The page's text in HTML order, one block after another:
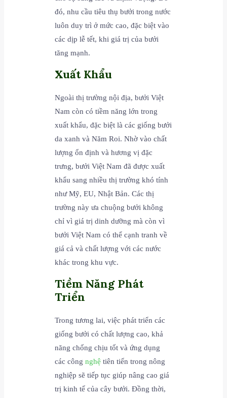
đó, nhu cầu tiêu thụ bưởi trong nước
luôn duy trì ở mức cao, đặc biệt vào
các dịp lễ tết, khi giá trị của bưởi
tăng mạnh.
Xuất Khẩu
Ngoài thị trường nội địa, bưởi Việt
Nam còn có tiềm năng lớn trong
xuất khẩu, đặc biệt là các giống bưởi
da xanh và Năm Roi. Nhờ vào chất
lượng ổn định và hương vị đặc
trưng, bưởi Việt Nam đã được xuất
khẩu sang nhiều thị trường khó tính
như Mỹ, EU, Nhật Bản. Các thị
trường này ưa chuộng bưởi không
chỉ vì giá trị dinh dưỡng mà còn vì
bưởi Việt Nam có thể cạnh tranh về
giá cả và chất lượng với các nước
khác trong khu vực.
Tiềm Năng Phát
Triển
Trong tương lai, việc phát triển các
giống bưởi có chất lượng cao, khả
năng chống chịu tốt và ứng dụng
các côngnghệ tiên tiến trong nông
nghiệp sẽ tiếp tục giúp nâng cao giá
trị kinh tế của cây bưởi. Đồng thời,